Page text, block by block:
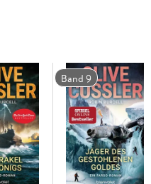
bald ahnen sie, dass es
Auto. Denn kein noch so
- oder?
Indiana-Jones-Fans!
Ehepaars Sam und
lesbar.
Band 9